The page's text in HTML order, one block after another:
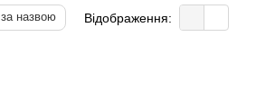
за назвою Відображення: